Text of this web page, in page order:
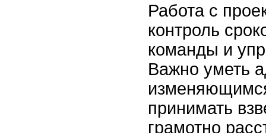
Работа с
контроль
команды и
Важно уметь
принимать
грамотно